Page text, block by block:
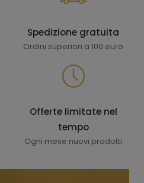
Spedizione gratuita
Ordini superiori a 100 euro
Offerte limitate nel
tempo
Ogni mese nuovi prodotti